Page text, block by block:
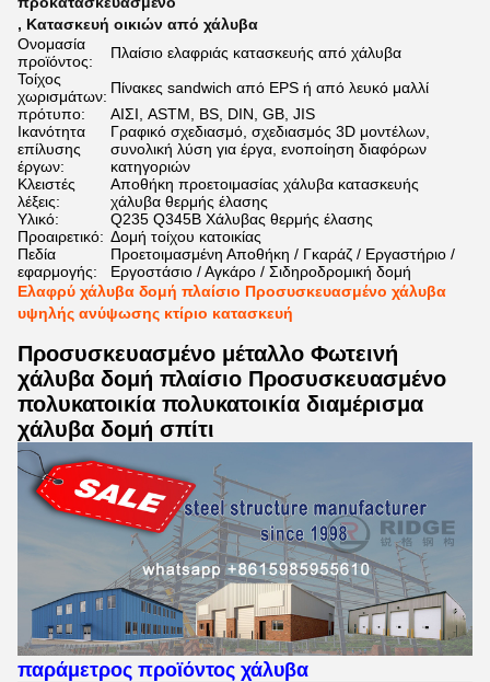
, Κατασκευή οικιών από χάλυβα
Ονομασία
προϊόντος:
Πλαίσιο ελαφριάς κατασκευής από χάλυβα
Τοίχος
χωρισμάτων: Πίνακες sandwich από EPS ή από λευκό μαλλί
πρότυπο:
ΑΙΣΙ, ASTM, BS, DIN, GB, JIS
Ικανότητα
επίλυσης
έργων:
Γραφικό σχεδιασμό, σχεδιασμός 3D μοντέλων,
συνολική λύση για έργα, ενοποίηση διαφόρων
κατηγοριών
Κλειστές
λέξεις:
Αποθήκη προετοιμασίας χάλυβα κατασκευής
χάλυβα θερμής έλασης
Υλικό:
Q235 Q345B Χάλυβας θερμής έλασης
Προαιρετικό: Δομή τοίχου κατοικίας
Πεδία
εφαρμογής:
Προετοιμασμένη Αποθήκη / Γκαράζ / Εργαστήριο /
Εργοστάσιο / Αγκάρο / Σιδηροδρομική δομή
Ελαφρύ χάλυβα δομή πλαίσιο Προσυσκευασμένο χάλυβα
υψηλής ανύψωσης κτίριο κατασκευή
Προσυσκευασμένο μέταλλο Φωτεινή
χάλυβα δομή πλαίσιο Προσυσκευασμένο
πολυκατοικία πολυκατοικία διαμέρισμα
χάλυβα δομή σπίτι
παράμετρος προϊόντος χάλυβα